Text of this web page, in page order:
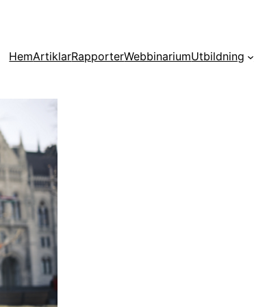
HemArtiklarRapporterWebbinariumUtbildning